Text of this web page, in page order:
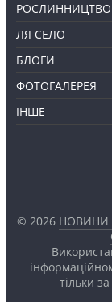
РОСЛИННИЦТВО
ЛЯ СЕЛО
БЛОГИ
ФОТОГАЛЕРЕЯ
ІНШЕ
© 2026 НОВИНИ
тільки